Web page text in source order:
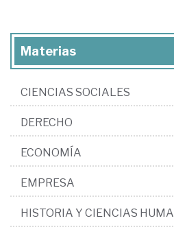
Materias
CIENCIAS SOCIALES
DERECHO
ECONOMÍA
EMPRESA
HISTORIA Y CIENCIAS